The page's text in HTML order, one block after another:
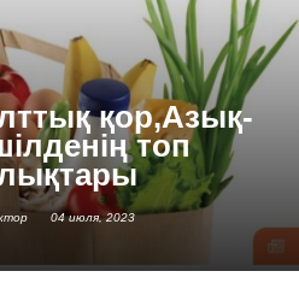
қор,Азық-
топ
04 июля, 2023